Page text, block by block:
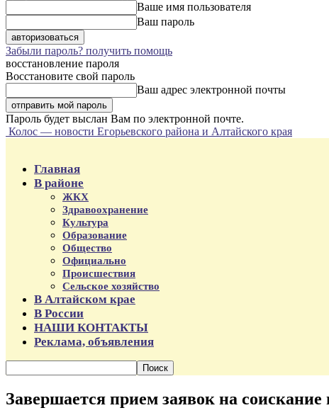
Ваше имя пользователя
Ваш пароль
Забыли пароль? получить помощь
восстановление пароля
Восстановите свой пароль
Ваш адрес электронной почты
Пароль будет выслан Вам по электронной почте.
Колос — новости Егорьевского района и Алтайского края
Главная
В районе
ЖКХ
Здравоохранение
Культура
Образование
Общество
Официально
Происшествия
Сельское хозяйство
В Алтайском крае
В России
НАШИ КОНТАКТЫ
Реклама, объявления
Завершается прием заявок на